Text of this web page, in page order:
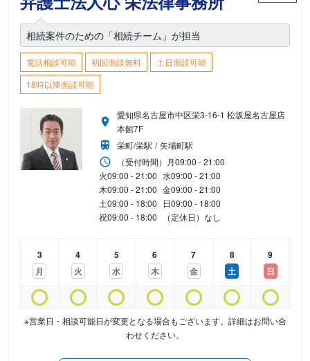
相続案件のための「相続チーム」が担当
電話相談可能 初回面談無料
土日面談可能
18時以降面談可能
愛知県名古屋市中区栄3-16-1 松坂屋名古屋店
本館7F
栄町/栄駅
矢場町駅
（受付時間） 月09:00 - 21:00
火09:00 - 21:00 水09:00 - 21:00
木09:00 - 21:00 金09:00 - 21:00
土09:00 - 18:00 日09:00 - 18:00
祝09:00 - 18:00 （定休日）なし
3
月
4
火
5
水
6
木
7
金
8
土
9
日
※営業日・相談可能日が変更となる場合もございます。詳細はお問い合
わせください。